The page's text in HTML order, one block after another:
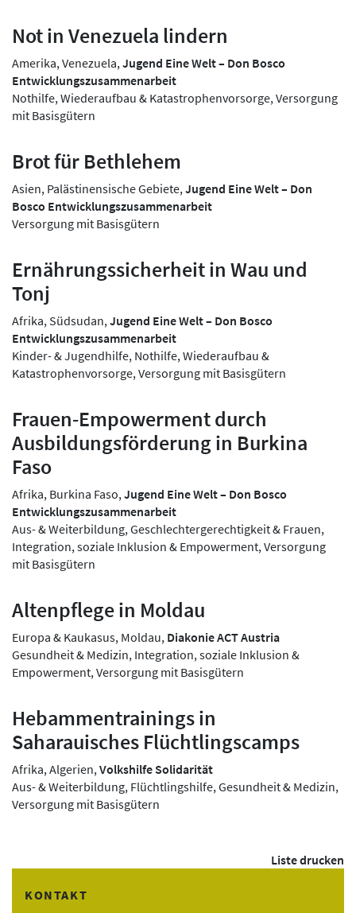
Not in Venezuela lindern
Amerika, Venezuela, Jugend Eine Welt – Don Bosco
Entwicklungszusammenarbeit
Nothilfe, Wiederaufbau & Katastrophenvorsorge, Versorgung
mit Basisgütern
Brot für Bethlehem
Asien, Palästinensische Gebiete, Jugend Eine Welt – Don
Bosco Entwicklungszusammenarbeit
Versorgung mit Basisgütern
Ernährungssicherheit in Wau und
Tonj
Afrika, Südsudan, Jugend Eine Welt – Don Bosco
Entwicklungszusammenarbeit
Kinder- & Jugendhilfe, Nothilfe, Wiederaufbau &
Katastrophenvorsorge, Versorgung mit Basisgütern
Frauen-Empowerment durch
Ausbildungsförderung in Burkina
Faso
Afrika, Burkina Faso, Jugend Eine Welt – Don Bosco
Entwicklungszusammenarbeit
Aus- & Weiterbildung, Geschlechtergerechtigkeit & Frauen,
Integration, soziale Inklusion & Empowerment, Versorgung
mit Basisgütern
Altenpflege in Moldau
Europa & Kaukasus, Moldau, Diakonie ACT Austria
Gesundheit & Medizin, Integration, soziale Inklusion &
Empowerment, Versorgung mit Basisgütern
Hebammentrainings in
Saharauisches Flüchtlingscamps
Afrika, Algerien, Volkshilfe Solidarität
Aus- & Weiterbildung, Flüchtlingshilfe, Gesundheit & Medizin,
Versorgung mit Basisgütern
Liste drucken
KONTAKT